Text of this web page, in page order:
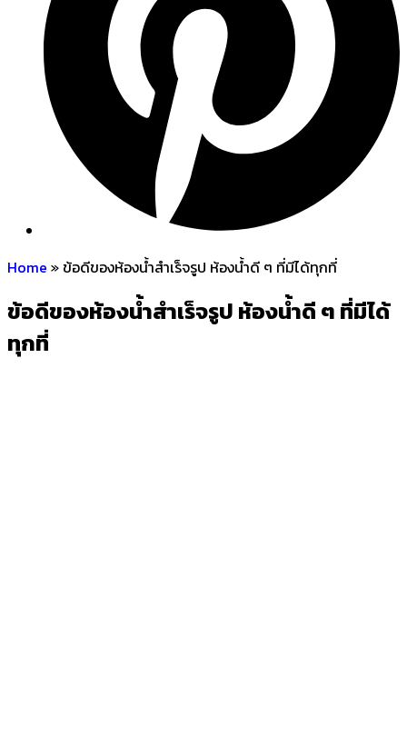
Home »ข้อดีของห้องน้ำสำเร็จรูป ห้องน้ำดี ๆ ที่มีได้ทุกที่
ข้อดีของห้องน้ำสำเร็จรูป ห้องน้ำดี ๆ ที่มีได้
ทุกที่